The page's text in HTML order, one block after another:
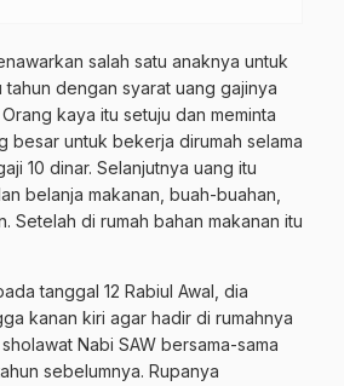
salah satu anaknya untuk
tahun dengan syarat uang gajinya
kaya itu setuju dan meminta
besar untuk bekerja dirumah selama
10 dinar. Selanjutnya uang itu
belanja makanan, buah-buahan,
Setelah di rumah bahan makanan itu
tanggal 12 Rabiul Awal, dia
kanan kiri agar hadir di rumahnya
Nabi SAW bersama-sama
sebelumnya. Rupanya